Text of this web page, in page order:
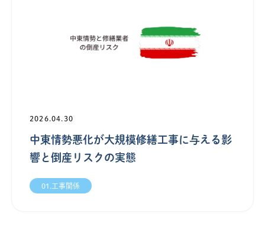
2026.04.30
中東情勢悪化が大規模修繕工事に与える影
響と倒産リスクの実態
01.工事関係